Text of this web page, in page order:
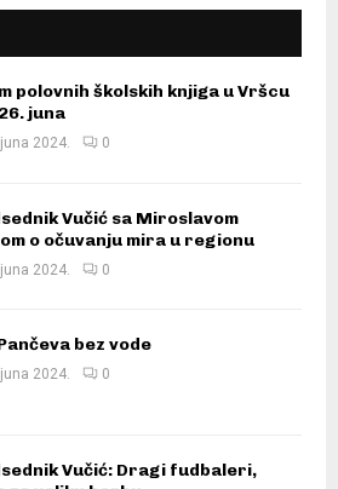
polovnih školskih knjiga u Vršcu
juna
2024. 0
Vučić sa Miroslavom
o očuvanju mira u regionu
2024. 0
bez vode
2024. 0
Vučić: Dragi fudbaleri,